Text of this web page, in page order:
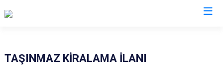
TAŞINMAZ KİRALAMA İLANI